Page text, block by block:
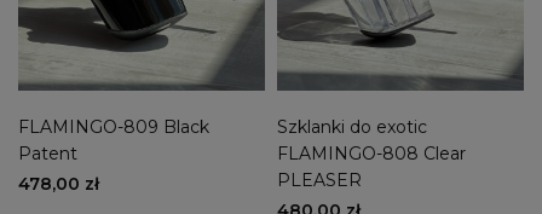
FLAMINGO-809 Black
Patent
478,00 zł
Szklanki do exotic
FLAMINGO-808 Clear
PLEASER